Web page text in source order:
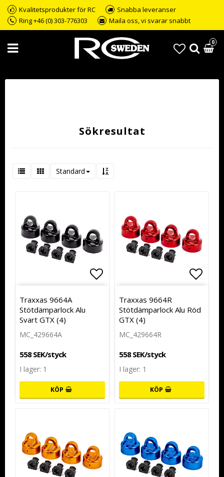
Kvalitetsprodukter för RC
Snabba leveranser
Ring +46 (0) 303-776303
Maila oss, vi svarar snabbt
0
Sökresultat
Standard
Lägg till i favoritlistan
Traxxas 9664A
Stötdämparlock Alu
Svart GTX (4)
MC_429664A
558 SEK/styck
I lager: 1
KÖP
Traxxas 9664R
Stötdämparlock Alu Röd
GTX (4)
MC_429664R
558 SEK/styck
I lager: 1
KÖP